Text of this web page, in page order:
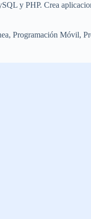
y PHP. Crea
, Programación Móvil,